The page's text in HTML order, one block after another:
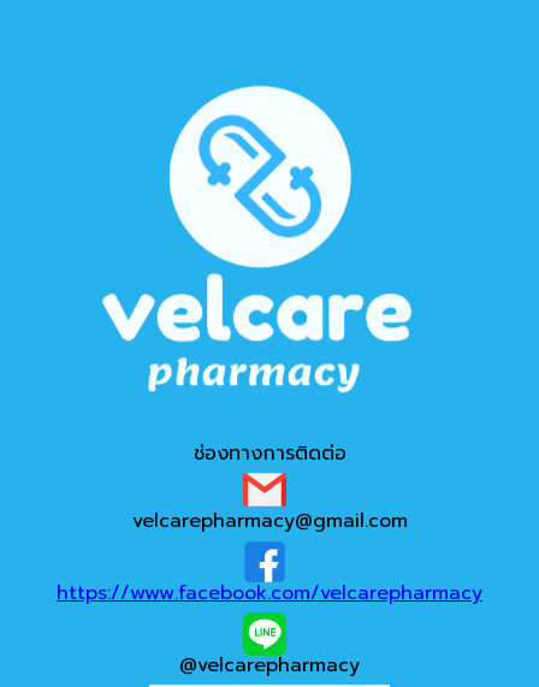
ช่องทางการติดต่อ
velcarepharmacy@gmail.com
https://www.facebook.com/velcarepharmacy
@velcarepharmacy